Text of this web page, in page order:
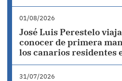
01/08/2026
José Luis Perestelo
conocer de primera
los canarios residentes
31/07/2026